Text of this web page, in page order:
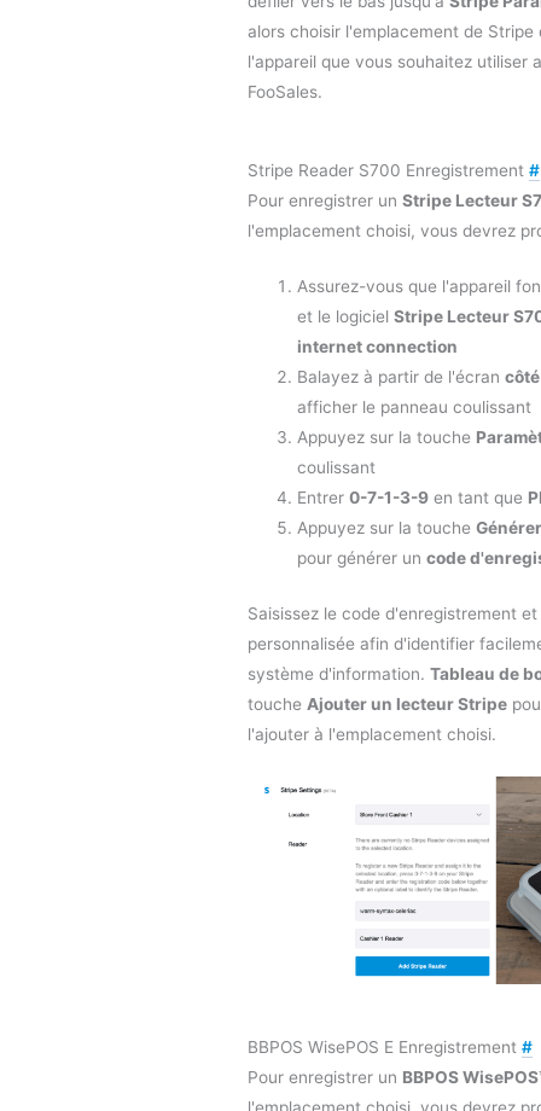
alors choisir l'emplacement de Stripe
l'appareil que vous souhaitez utiliser
FooSales.
Stripe Reader S700 Enregistrement #
Pour enregistrer un Stripe Lecteur
l'emplacement choisi, vous devrez
Assurez-vous que l'appareil
et le logicielStripe Lecteur
internet connection
Balayez à partir de l'écran
afficher le panneau coulissant
Appuyez sur la touche
coulissant
Entrer0-7-1-3-9 en tant que
Appuyez sur la touche
pour générer uncode
Saisissez le code d'enregistrement
personnalisée afin d'identifier
système d'information. Tableau de
touche Ajouter un lecteur Stripe
l'ajouter à l'emplacement choisi.
BBPOS WisePOS E Enregistrement #
Pour enregistrer un BBPOS